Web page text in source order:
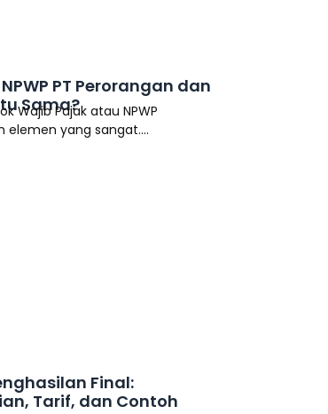
PT Perorangan dan
Sama?
Wajib Pajak atau NPWP
elemen yang sangat....
Final:
Tarif, dan Contoh